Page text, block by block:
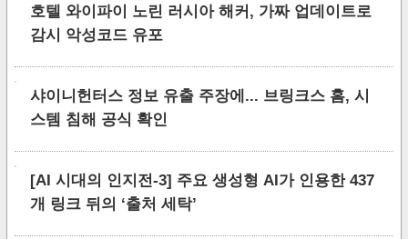
호텔 와이파이 노린 러시아 해커, 가짜 업데이트로
감시 악성코드 유포
샤이니헌터스 정보 유출 주장에... 브링크스 홈, 시
스템 침해 공식 확인
[AI 시대의 인지전-3] 주요 생성형 AI가 인용한 437
개 링크 뒤의 ‘출처 세탁’